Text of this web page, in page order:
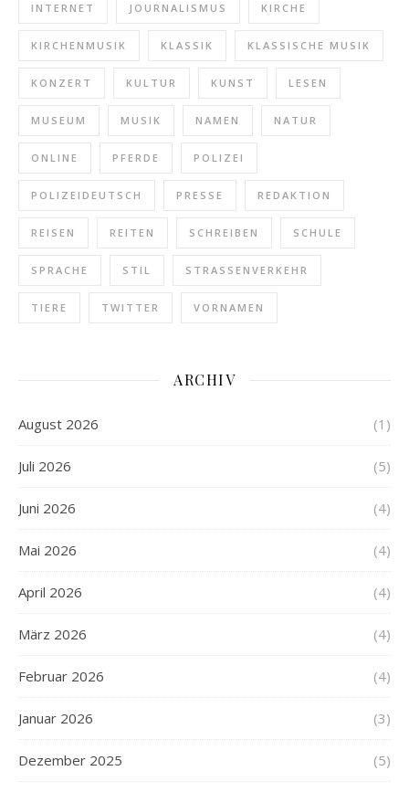
INTERNET JOURNALISMUS KIRCHE
KIRCHENMUSIK KLASSIK KLASSISCHE MUSIK
KONZERT KULTUR KUNST LESEN
MUSEUM MUSIK NAMEN NATUR
ONLINE PFERDE POLIZEI
POLIZEIDEUTSCH PRESSE REDAKTION
REISEN REITEN SCHREIBEN SCHULE
SPRACHE STIL STRASSENVERKEHR
TIERE TWITTER VORNAMEN
ARCHIV
August 2026 (1)
Juli 2026 (5)
Juni 2026 (4)
Mai 2026 (4)
April 2026 (4)
März 2026 (4)
Februar 2026 (4)
Januar 2026 (3)
Dezember 2025 (5)